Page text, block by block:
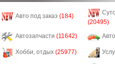
Авто под заказ (184)
(20495)
Автозапчасти (11642) Авто
Хобби, отдых (25977)